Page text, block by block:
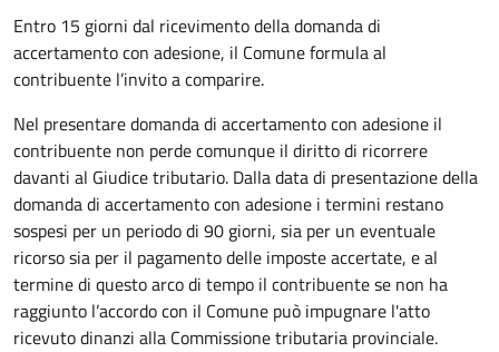
Entro 15 giorni dal ricevimento della domanda di
accertamento con adesione, il Comune formula al
contribuente l’invito a comparire.
Nel presentare domanda di accertamento con adesione il
contribuente non perde comunque il diritto di ricorrere
davanti al Giudice tributario. Dalla data di presentazione della
domanda di accertamento con adesione i termini restano
sospesi per un periodo di 90 giorni, sia per un eventuale
ricorso sia per il pagamento delle imposte accertate, e al
termine di questo arco di tempo il contribuente se non ha
raggiunto l’accordo con il Comune può impugnare l'atto
ricevuto dinanzi alla Commissione tributaria provinciale.